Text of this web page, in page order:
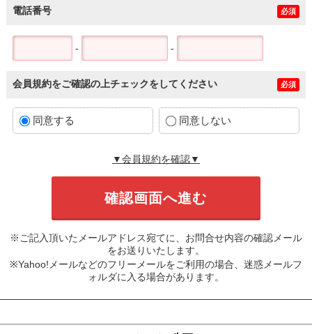
電話番号 必須
- -
会員規約をご確認の上チェックをしてください 必須
同意する 同意しない
▼会員規約を確認▼
※ご記入頂いたメールアドレス宛てに、お問合せ内容の確認メール
をお送りいたします。
※Yahoo!メールなどのフリーメールをご利用の場合、迷惑メールフ
ォルダに入る場合があります。